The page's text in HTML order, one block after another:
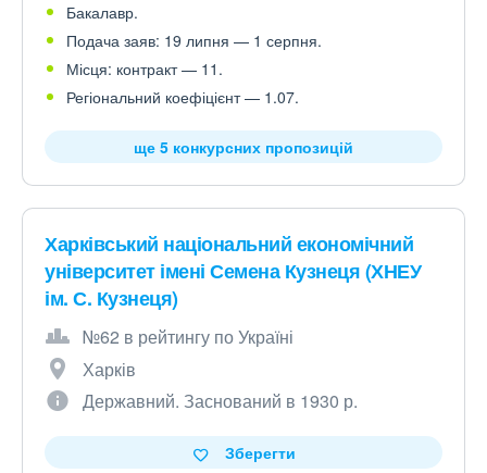
Бакалавр.
Подача заяв: 19 липня — 1 серпня.
Місця: контракт — 11.
Регіональний коефіцієнт — 1.07.
ще 5 конкурсних пропозицій
Харківський національний економічний
університет імені Семена Кузнеця (ХНЕУ
ім. С. Кузнеця)
№62 в рейтингу по Україні
Харків
Державний. Заснований в 1930 р.
Зберегти